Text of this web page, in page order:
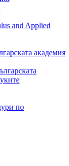
and Applied
академия
по